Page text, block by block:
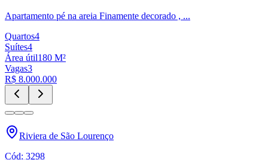
Apartamento pé na areia Finamente decorado , ...
Quartos4
Suítes4
Área útil180 M²
Vagas3
R$ 8.000.000
Riviera de São Lourenço
Cód: 3298